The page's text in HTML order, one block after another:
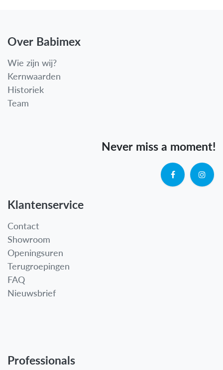
Over Babimex
Wie zijn wij?
Kernwaarden
Historiek
Team
Never miss a moment!
Klantenservice
Contact
Showroom
Openingsuren
Terugroepingen
FAQ
Nieuwsbrief
Professionals